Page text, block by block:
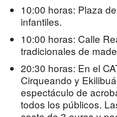
10:00 horas: Plaza
infantiles.
10:00 horas: Calle
tradicionales de
20:30 horas: En el
Cirqueando y
espectáculo de
todos los públicos.